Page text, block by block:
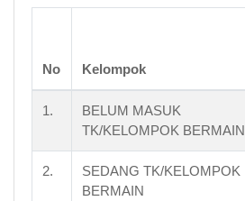
No Kelompok
1.
BELUM MASUK
TK/KELOMPOK BERMAIN
2.
SEDANG TK/KELOMPOK
BERMAIN